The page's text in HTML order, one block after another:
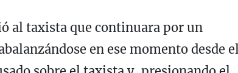
al taxista que continuara por un
en ese momento desde el